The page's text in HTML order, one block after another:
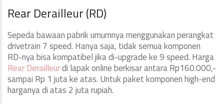
Rear Derailleur (RD)
Sepeda bawaan pabrik umumnya menggunakan perangkat
drivetrain 7 speed. Hanya saja, tidak semua komponen
RD-nya bisa kompatibel jika di-upgrade ke 9 speed. Harga
Rear Derailleurdi lapak online berkisar antara Rp160.000,-
sampai Rp 1 juta ke atas. Untuk paket komponen high-end
harganya di atas 2 juta rupiah.